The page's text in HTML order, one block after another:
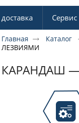
Главная
Каталог
ЛЕЗВИЯМИ
КАРАНДАШ